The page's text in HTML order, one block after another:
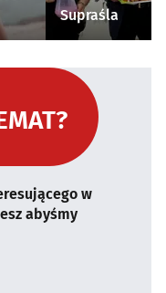
Supraśla
w
abyśmy